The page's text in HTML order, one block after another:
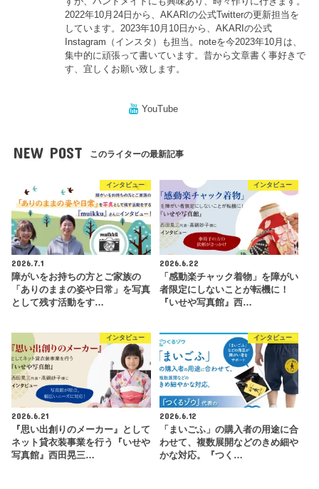
2022年10月24日から、AKARIの公式Twitterの更新担当を
しています。2023年10月10日から、AKARIの公式
Instagram（インスタ）も担当。noteを今2023年10月は、
集中的に頑張って書いています。昔から文章書く事好きで
す、宜しくお願い致します。
YouTube
NEW POST このライターの最新記事
インタビュー
2026.7.1
障がいをお持ちの方とご家族の
「ありのままの姿や日常」を写真
として残す活動をす…
インタビュー
2026.6.22
「感動楽チャック着物」を障がい
者限定にしないことが転機に！
『いせや写真館』西…
インタビュー
2026.6.21
『思い出創りのメーカー』として
ネット貸衣装事業を行う『いせや
写真館』西田晃三…
インタビュー
2026.6.12
「まいごふ」の購入者の用途に合
わせて、複数展開などのきめ細や
かな対応。『つく…